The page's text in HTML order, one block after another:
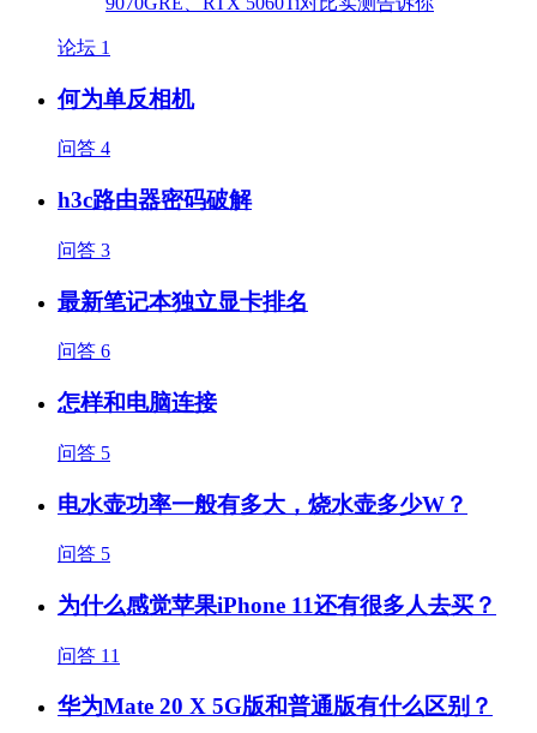
论坛 1
何为单反相机
问答 4
h3c路由器密码破解
问答 3
最新笔记本独立显卡排名
问答 6
怎样和电脑连接
问答 5
电水壶功率一般有多大，烧水壶多少W？
问答 5
为什么感觉苹果iPhone 11还有很多人去买？
问答 11
华为Mate 20 X 5G版和普通版有什么区别？